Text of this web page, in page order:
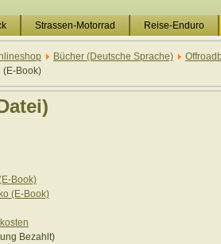
Strassen-Motorrad Reise-Enduro
Bücher (Deutsche Sprache)
(E-Book)
Book)
Bezahlt)